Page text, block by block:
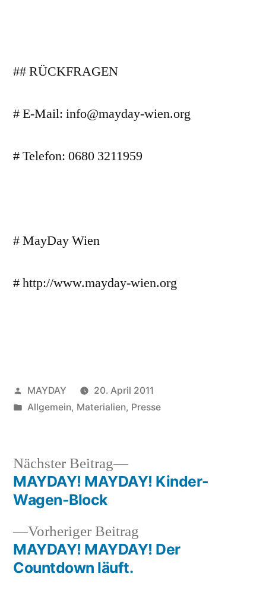
## RÜCKFRAGEN
# E-Mail: info@mayday-wien.org
# Telefon: 0680 3211959
# MayDay Wien
# http://www.mayday-wien.org
Veröffentlicht
von
MAYDAY
20. April 2011
Veröffentlicht
Allgemein, Materialien, Presse
Beitragsnavigation
Vorheriger Beitrag
Beitrag:
MAYDAY! MAYDAY! Der
Countdown läuft.
Nächster Beitrag
Nächster
Beitrag:
MAYDAY! MAYDAY! Kinder-
Wagen-Block